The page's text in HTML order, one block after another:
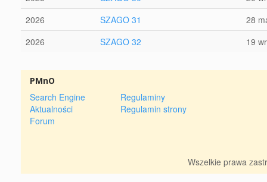
2026
SZAGO 31
28
2026
SZAGO 32 19
PMnO
Search Engine
Aktualności
Forum
Regulaminy
Regulamin strony
Wszelkie prawa